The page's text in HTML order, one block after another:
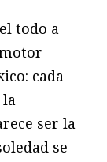
todo a
cada
la
ser la
se